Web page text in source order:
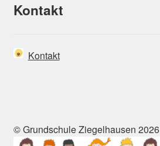
Kontakt
Kontakt
© Grundschule Ziegelhausen 2026